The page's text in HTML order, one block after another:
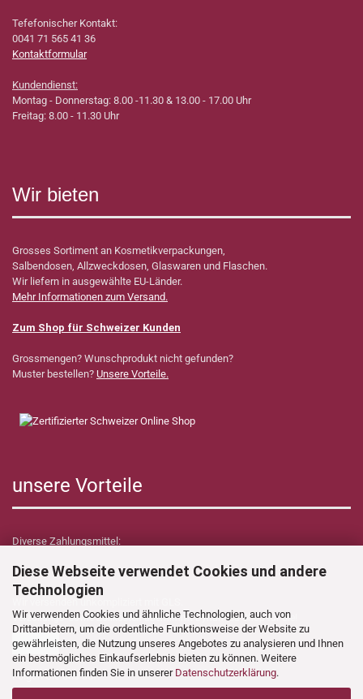
Diese Webseite verwendet Cookies und andere
Technologien
Wir verwenden Cookies und ähnliche Technologien, auch von
Drittanbietern, um die ordentliche Funktionsweise der Website zu
gewährleisten, die Nutzung unseres Angebotes zu analysieren und Ihnen
ein bestmögliches Einkaufserlebnis bieten zu können. Weitere
Informationen finden Sie in unserer Datenschutzerklärung.
Tefefonischer Kontakt:
0041 71 565 41 36
Kontaktformular
Kundendienst:
Montag - Donnerstag: 8.00 -11.30 & 13.00 - 17.00 Uhr
Freitag: 8.00 - 11.30 Uhr
Wir bieten
Grosses Sortiment an Kosmetikverpackungen,
Salbendosen, Allzweckdosen, Glaswaren und Flaschen.
Wir liefern in ausgewählte EU-Länder.
Mehr Informationen zum Versand.
Zum Shop für Schweizer Kunden
Grossmengen? Wunschprodukt nicht gefunden?
Muster bestellen? Unsere Vorteile.
unsere Vorteile
Diverse Zahlungsmittel:
Wir versenden unkompliziert mit GLS.
Verzollungs- sowie Zollkosten übernimmt Dynamica Shop für Sie!
Folgen Sie uns auf: